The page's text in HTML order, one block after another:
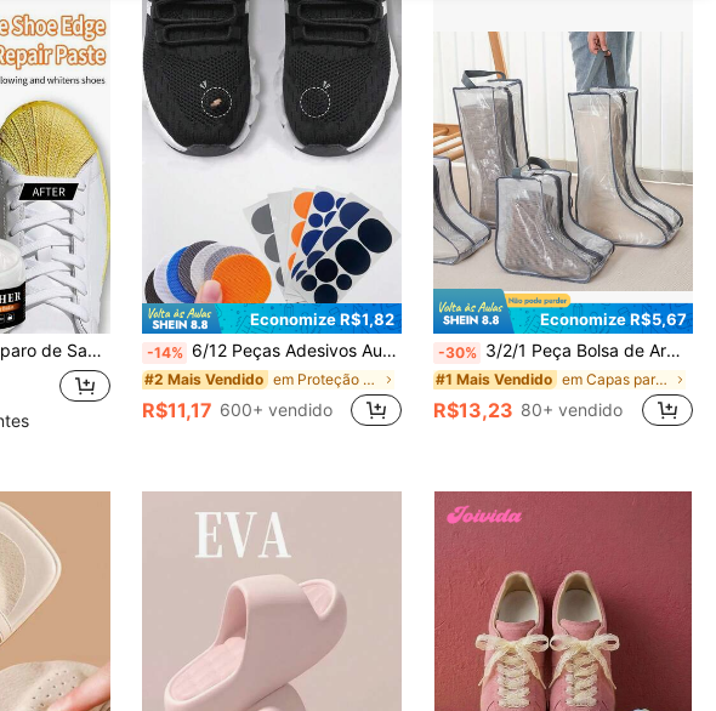
e manchas escuras, restaurar o couro gasto no bico, é fácil de usar e resistente a desbotamento.
Economize R$1,82
-14% 6/12 Peças Adesivos Autocolantes para Sapatos (Kit de Remendos de Tecido de Malha) – Conserto para Forros de Tênis, Rasgos e Frente de Tênis, Proteção Anti-Arranhões para Rasgos e Desgaste, para Sapatos, Chinelos e Calçados Esportivos, Acessórios Essenciais para Calçados
#2 Mais Vendido em Proteção contra mofo e umidade em clima chuvoso
R$11,17 600+ vendido
Economize R$5,67
-30% 3/2/1 Peça Bolsa de Armazenamento de Botas, Capa de Poeira Transparente para Sapatos e Botas Longas e Curtas, Bolsa Dedicada para Botas de Cano Alto e Tornozelo Femininas, Design de Alça com Zíper, Capa Protetora para Sapatos e Botas, Adequada para Sapatilhas, Botas de Tornozelo e Saltos Altos
#1 Mais Vendido em Capas para sapatos
R$13,23 80+ vendido